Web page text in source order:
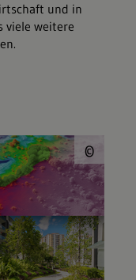
und in
viele weitere
©